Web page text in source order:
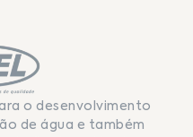
o desenvolvimento
de água e também